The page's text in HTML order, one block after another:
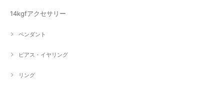
14kgfアクセサリー
ペンダント
ピアス・イヤリング
リング